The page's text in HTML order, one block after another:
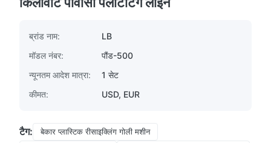
ब्रांड नाम:
LB
मॉडल नंबर:
पौंड-500
न्यूनतम आदेश मात्रा:
1 सेट
कीमत:
USD, EUR
टैग:
बेकार प्लास्टिक रीसाइक्लिंग गोली मशीन